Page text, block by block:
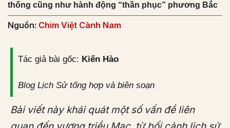
thống cũng như hành động “thần phục” phương Bắc
Nguồn: Chim Việt Cành Nam
Tác giả bài gốc: Kiến Hào
Blog Lịch Sử tổng hợp và biên soạn
Bài viết này khái quát một số vấn đề liên